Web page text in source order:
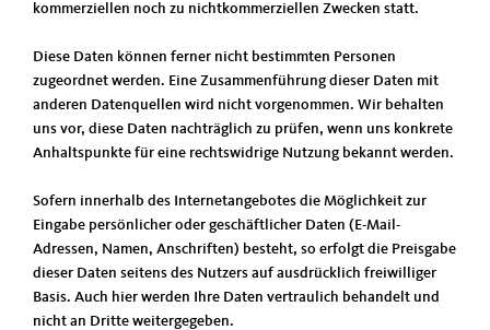
kommerziellen noch zu nichtkommerziellen Zwecken statt.
Diese Daten können ferner nicht bestimmten Personen
zugeordnet werden. Eine Zusammenführung dieser Daten mit
anderen Datenquellen wird nicht vorgenommen. Wir behalten
uns vor, diese Daten nachträglich zu prüfen, wenn uns konkrete
Anhaltspunkte für eine rechtswidrige Nutzung bekannt werden.
Sofern innerhalb des Internetangebotes die Möglichkeit zur
Eingabe persönlicher oder geschäftlicher Daten (E-Mail-
Adressen, Namen, Anschriften) besteht, so erfolgt die Preisgabe
dieser Daten seitens des Nutzers auf ausdrücklich freiwilliger
Basis. Auch hier werden Ihre Daten vertraulich behandelt und
nicht an Dritte weitergegeben.